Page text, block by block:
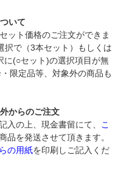
いて
ット価格のご注文ができま
択で（3本セット）もしくは
に(○セット)の選択項目が無
限定品等、対象外の商品も
からのご注文
入の上、現金書留にて、 こ
品を発送させて頂きます。
の用紙を印刷しご記入くだ